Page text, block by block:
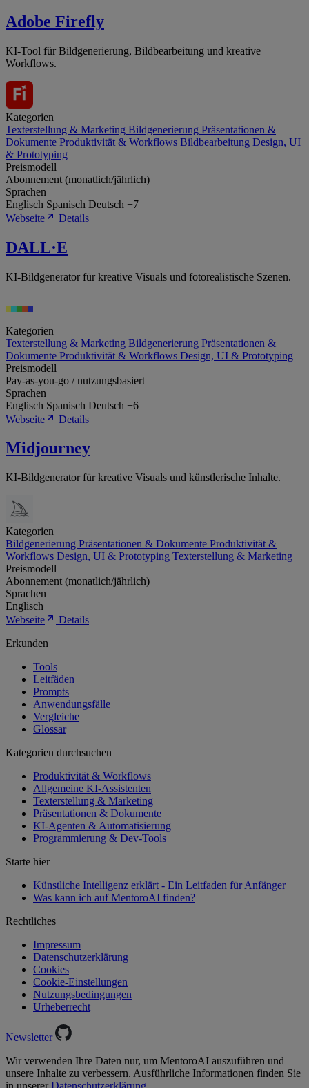
Adobe Firefly
KI-Tool für Bildgenerierung, Bildbearbeitung und kreative
Workflows.
Kategorien
Texterstellung & Marketing Bildgenerierung Präsentationen &
Dokumente Produktivität & Workflows Bildbearbeitung Design, UI
& Prototyping
Preismodell
Abonnement (monatlich/jährlich)
Sprachen
Englisch Spanisch Deutsch +7
Webseite
Details
DALL·E
KI-Bildgenerator für kreative Visuals und fotorealistische Szenen.
Kategorien
Texterstellung & Marketing Bildgenerierung Präsentationen &
Dokumente Produktivität & Workflows Design, UI & Prototyping
Preismodell
Pay-as-you-go / nutzungsbasiert
Sprachen
Englisch Spanisch Deutsch +6
Webseite
Details
Midjourney
KI-Bildgenerator für kreative Visuals und künstlerische Inhalte.
Kategorien
Bildgenerierung Präsentationen & Dokumente Produktivität &
Workflows Design, UI & Prototyping Texterstellung & Marketing
Preismodell
Abonnement (monatlich/jährlich)
Sprachen
Englisch
Webseite
Details
Erkunden
Tools
Leitfäden
Prompts
Anwendungsfälle
Vergleiche
Glossar
Kategorien durchsuchen
Produktivität & Workflows
Allgemeine KI-Assistenten
Texterstellung & Marketing
Präsentationen & Dokumente
KI-Agenten & Automatisierung
Programmierung & Dev-Tools
Starte hier
Künstliche Intelligenz erklärt - Ein Leitfaden für Anfänger
Was kann ich auf MentoroAI finden?
Rechtliches
Impressum
Datenschutzerklärung
Cookies
Cookie-Einstellungen
Nutzungsbedingungen
Urheberrecht
Newsletter
Wir verwenden Ihre Daten nur, um MentoroAI auszuführen und
unsere Inhalte zu verbessern. Ausführliche Informationen finden Sie